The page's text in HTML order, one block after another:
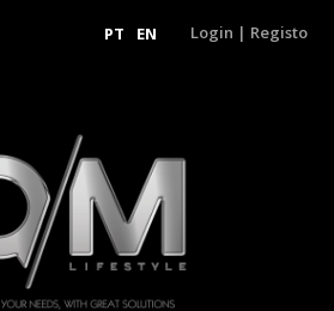
PT EN Login | Registo